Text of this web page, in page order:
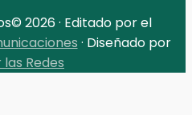
2026 · Editado por el
· Diseñado por
las Redes